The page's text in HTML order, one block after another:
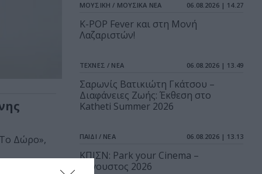
Δώρο»,
ΜΟΥΣΙΚΗ / ΜΟΥΣΙΚΑ ΝΕΑ 06.08.2026 | 14.27
K-POP Fever και στη Μονή
Λαζαριστών!
ΤΕΧΝΕΣ / ΝΕΑ 06.08.2026 | 13.49
Σαρωνίς Βατικιώτη Γκάτσου –
Διαφάνειες Ζωής: Έκθεση στο
Katheti Summer 2026
ΠΑΙΔΙ / ΝΕΑ 06.08.2026 | 13.13
ΚΠΙΣΝ: Park your Cinema –
Αύγουστος 2026